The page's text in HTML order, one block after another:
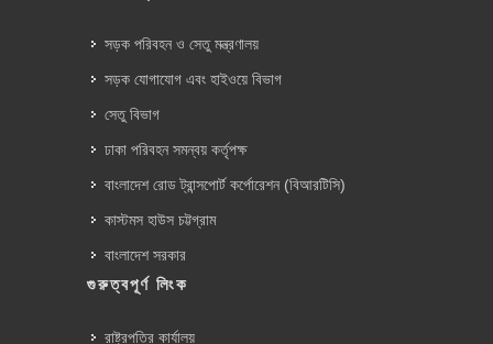
সড়ক পরিবহন ও সেতু মন্ত্রণালয়
সড়ক যোগাযোগ এবং হাইওয়ে বিভাগ
সেতু বিভাগ
ঢাকা পরিবহন সমন্বয় কর্তৃপক্ষ
বাংলাদেশ রোড ট্রান্সপোর্ট কর্পোরেশন (বিআরটিসি)
কাস্টমস হাউস চট্টগ্রাম
বাংলাদেশ সরকার
গুরুত্বপূর্ণ লিংক
রাষ্ট্রপতির কার্যালয়